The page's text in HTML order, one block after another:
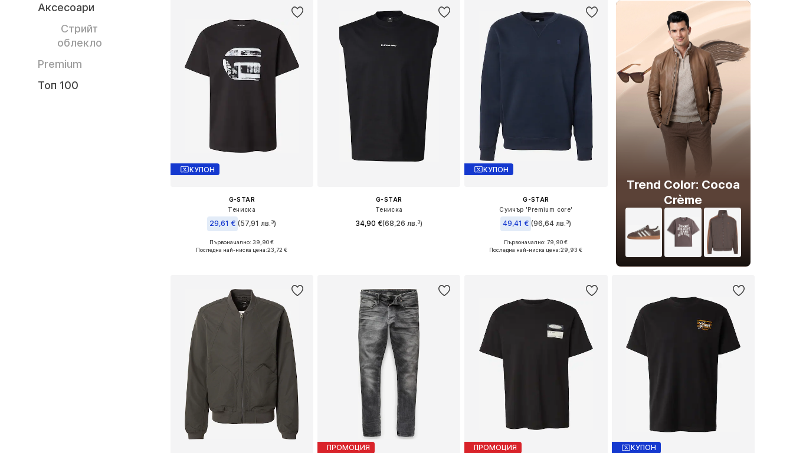
Аксесоари
Стрийт
облекло
Premium
Топ 100
КУПОН
G-STAR
Тениска
29,61 € (57,91 лв.³)
Налични размери: S, M, L, XL
Първоначално: 39,90 €
Последна най-ниска цена:23,72 €
G-STAR
Тениска
34,90 €(68,26 лв.³)
КУПОН
G-STAR
Суичър 'Premium core'
49,41 € (96,64 лв.³)
+6
Налични размери: S, L, XL
Първоначално: 79,90 €
Последна най-ниска цена:29,93 €
Trend Color: Cocoa
Crème
ПРОМОЦИЯ ПРОМОЦИЯ КУПОН